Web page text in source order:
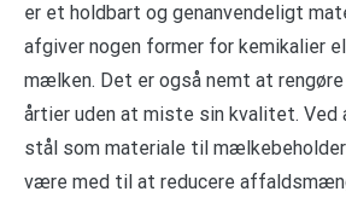
er et holdbart og genanvendeligt
afgiver nogen former for kemikalier
mælken. Det er også nemt at
årtier uden at miste sin kvalitet.
stål som materiale til
være med til at reducere